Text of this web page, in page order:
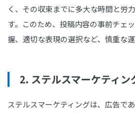
く、その収束までに多大な時間と労
す。このため、投稿内容の事前チェ
握、適切な表現の選択など、慎重な
2. ステルスマーケティン
ステルスマーケティングは、広告で